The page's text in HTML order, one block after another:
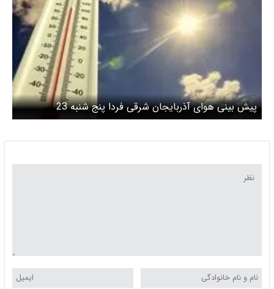
پیش بینی هوای آذربایجان شرقی فردا پنج شنبه 23
مردادماه/بارش‌های پراکنده در مناطق کوهستانی